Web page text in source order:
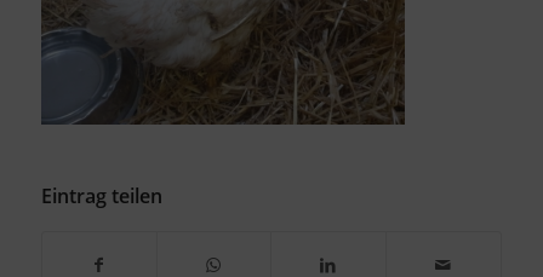
Eintrag teilen